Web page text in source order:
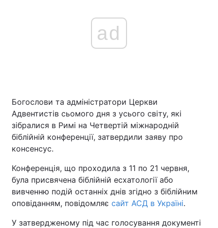
Головна
Україна Політика
Економіка Світ
ad
Богослови та адміністратори Церкви
Адвентистів сьомого дня з усього світу, які
зібралися в Римі на Четвертій міжнародній
біблійній конференції, затвердили заяву про
консенсус.
Конференція, що проходила з 11 по 21 червня,
була присвячена біблійній есхатології або
вивченню подій останніх днів згідно з біблійним
оповіданням, повідомляє сайт АСД в Україні.
У затвердженому під час голосування документі